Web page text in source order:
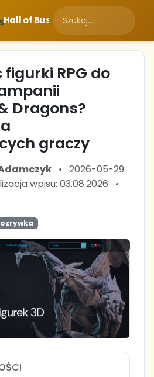
Hall of Business
RPG do
Dragons?
graczy
• 2026-05-29
wpisu: 03.08.2026
•